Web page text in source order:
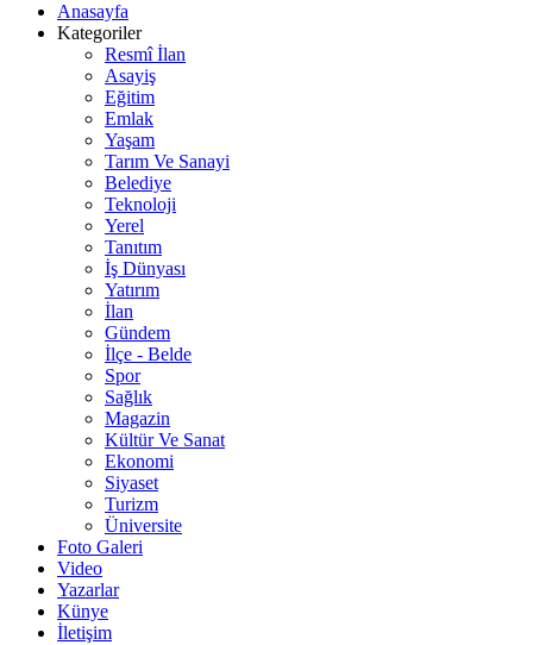
Anasayfa
Kategoriler
Resmî İlan
Asayiş
Eğitim
Emlak
Yaşam
Tarım Ve Sanayi
Belediye
Teknoloji
Yerel
Tanıtım
İş Dünyası
Yatırım
İlan
Gündem
İlçe - Belde
Spor
Sağlık
Magazin
Kültür Ve Sanat
Ekonomi
Siyaset
Turizm
Üniversite
Foto Galeri
Video
Yazarlar
Künye
İletişim